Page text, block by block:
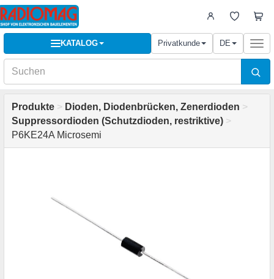
KATALOG Privatkunde DE
Produkte > Dioden, Diodenbrücken, Zenerdioden >
Suppressordioden (Schutzdioden, restriktive) >
P6KE24A Microsemi